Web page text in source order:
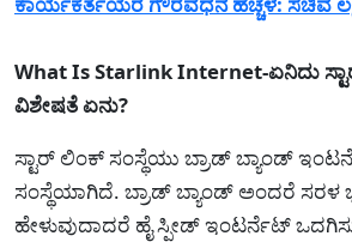
What Is Starlink Internet-ಏನಿದು
ವಿಶೇಷತೆ ಏನು?
ಸ್ಟಾರ್ ಲಿಂಕ್ ಸಂಸ್ಥೆಯು ಬ್ರಾಡ್ ಬ್ಯಾಂಡ್
ಸಂಸ್ಥೆಯಾಗಿದೆ. ಬ್ರಾಡ್ ಬ್ಯಾಂಡ್ ಅಂದರೆ ಸರಳ
ಹೇಳುವುದಾದರೆ ಹೈ ಸ್ಪೀಡ್ ಇಂಟರ್ನೆಟ್